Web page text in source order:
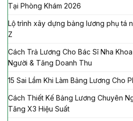
Tại Phòng Khám 2026
Lộ trình xây dựng bảng lương phụ tá
Z
Cách Trả Lương Cho Bác Sĩ Nha
Người & Tăng Doanh Thu
15 Sai Lầm Khi Làm Bảng Lương Cho
Cách Thiết Kế Bảng Lương Chuyên
Tăng X3 Hiệu Suất